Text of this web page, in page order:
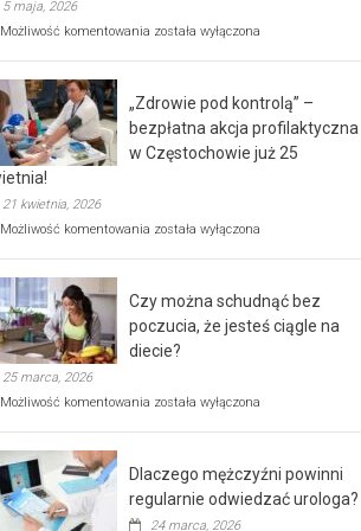
5 maja, 2026
Możliwość komentowania Rusza
rehabilitacji
dla
seniorów!
została wyłączona
„Zdrowie pod kontrolą” –
bezpłatna akcja profilaktyczna
w Częstochowie już 25
21 kwietnia, 2026
Możliwość komentowania „Zdrowie
bezpłatna
akcja
profilaktyczna
w
już
kwietnia!
została wyłączona
Czy można schudnąć bez
poczucia, że jesteś ciągle na
diecie?
25 marca, 2026
Możliwość komentowania Czy
poczucia,
że
została wyłączona
Dlaczego mężczyźni powinni
regularnie odwiedzać urologa?
24 marca, 2026